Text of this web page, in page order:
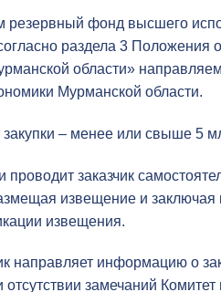
фонд высшего
раздела 3 Положения
области»
Мурманской области.
– менее или свыше 5
проводит заказчик
извещение и заключая
извещения.
направляет информацию о
замечаний